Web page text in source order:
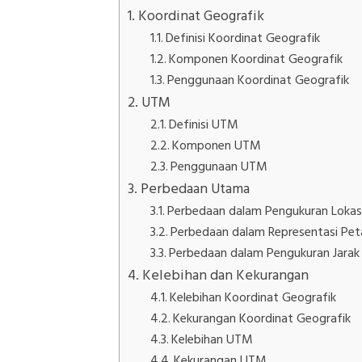
Koordinat Geografik
Definisi Koordinat Geografik
Komponen Koordinat Geografik
Penggunaan Koordinat Geografik
UTM
Definisi UTM
Komponen UTM
Penggunaan UTM
Perbedaan Utama
Perbedaan dalam Pengukuran
Perbedaan dalam Representasi
Perbedaan dalam Pengukuran Jarak
Kelebihan dan Kekurangan
Kelebihan Koordinat Geografik
Kekurangan Koordinat Geografik
Kelebihan UTM